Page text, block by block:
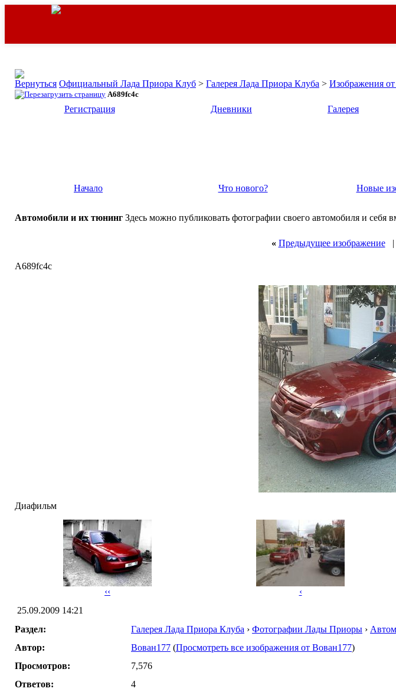
Официальный Лада Приора Клуб > Галерея Лада Приора Клуба > Изображения
A689fc4c
Регистрация
Дневники Галерея
Начало Что нового? Новые
Автомобили и их тюнинг Здесь можно публиковать фотографии своего автомобиля и
« Предыдущее изображение|
A689fc4c
Диафильм
‹‹ ‹
25.09.2009 14:21
Раздел:
Галерея Лада Приора Клуба › Фотографии Лады Приоры ›
Автор:
Вован177 (Просмотреть все изображения от Вован177)
Просмотров:
7,576
Ответов:
4